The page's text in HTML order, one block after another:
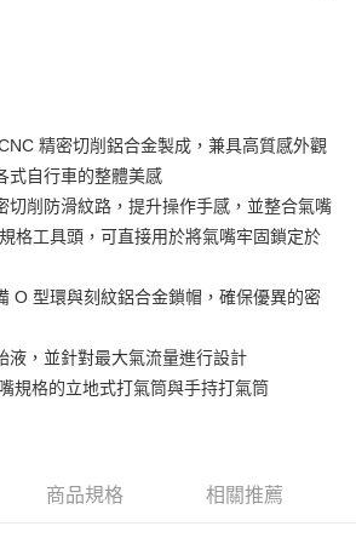
」】
不需綁卡、不需儲值。
，簡訊認證，即可結帳。
服務後，再付款。
帳流程】
確認金額後，即可完成結帳。
收到繳費通知簡訊。
天內，點擊此簡訊中的連結，可透過四大超商／
方式進行付款，方視為交易完成。
先享後付 」之結帳頁面顯示為準，若有關於
消欲退款等相關疑問，請聯繫「AFTEE先享後付
精密切削鋁合金製成，兼具高質感外觀
式自行車的整體美感
切削防滑紋路，提升操作手感，並整合氣嘴
格工具頭，可直接用於將氣嘴牢固鎖定於
O 型環與刻紋鋁合金鎖帽，確保優異的密
液，並針對最大氣流量進行設計
規格的立地式打氣筒與手持打氣筒
商品規格 相關推薦